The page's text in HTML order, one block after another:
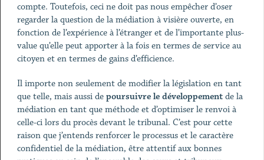
compte. Toutefois, ceci ne doit pas nous empêcher d’oser
regarder la question de la médiation à visière ouverte, en
fonction de l’expérience à l’étranger et de l’importante plus-
value qu’elle peut apporter à la fois en termes de service au
citoyen et en termes de gains d’efficience.
Il importe non seulement de modifier la législation en tant
que telle, mais aussi de poursuivre le développementde la
médiation en tant que méthode et d’optimiser le renvoi à
celle-ci lors du procès devant le tribunal. C’est pour cette
raison que j’entends renforcer le processus et le caractère
confidentiel de la médiation, être attentif aux bonnes